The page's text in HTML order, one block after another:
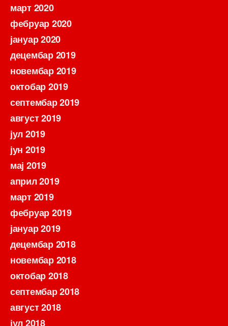
март 2020
фебруар 2020
јануар 2020
децембар 2019
новембар 2019
октобар 2019
септембар 2019
август 2019
јул 2019
јун 2019
мај 2019
април 2019
март 2019
фебруар 2019
јануар 2019
децембар 2018
новембар 2018
октобар 2018
септембар 2018
август 2018
јул 2018